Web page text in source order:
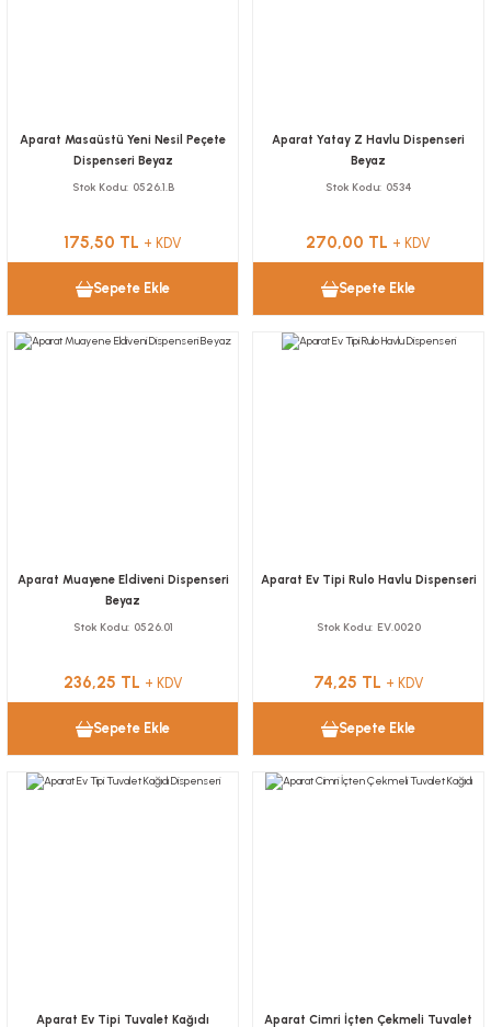
Aparat Masaüstü Yeni Nesil Peçete
Dispenseri Beyaz
Stok Kodu 0526.1.B
175,50 TL + KDV
Sepete Ekle
Aparat Yatay Z Havlu Dispenseri
Beyaz
Stok Kodu 0534
270,00 TL + KDV
Sepete Ekle
Aparat Muayene Eldiveni Dispenseri
Beyaz
Stok Kodu 0526.01
236,25 TL + KDV
Sepete Ekle
Aparat Ev Tipi Rulo Havlu Dispenseri
Stok Kodu EV.0020
74,25 TL + KDV
Sepete Ekle
Aparat Ev Tipi Tuvalet Kağıdı Aparat Cimri İçten Çekmeli Tuvalet